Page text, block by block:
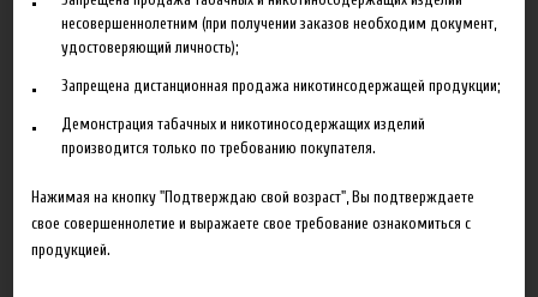
Производитель
Stockmeier food
Объем
10 мл
Гарантия
несовершеннолетним (при получении заказов необходим документ,
удостоверяющий личность);
Запрещена дистанционная продажа никотинсодержащей продукции;
Демонстрация табачных и никотиносодержащих изделий
производится только по требованию покупателя.
Нажимая на кнопку "Подтверждаю свой возраст", Вы подтверждаете
свое совершеннолетие и выражаете свое требование ознакомиться с
продукцией.